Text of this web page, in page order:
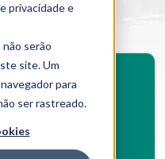
privacidade e
serão
site. Um
para
ser rastreado.
Benefícios Graduação